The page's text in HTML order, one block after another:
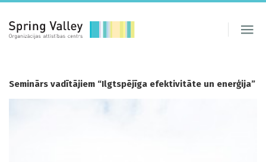
Seminārs vadītājiem “Ilgtspējīga efektivitāte un enerģija”